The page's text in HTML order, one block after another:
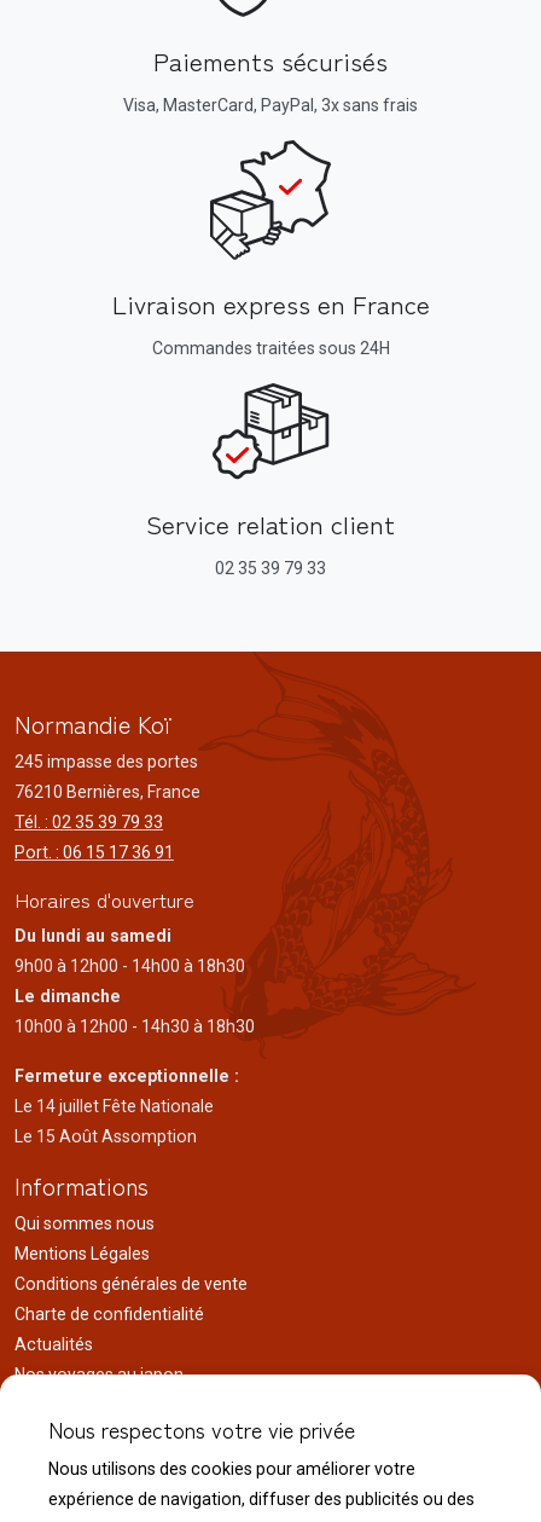
Paiements sécurisés
Visa, MasterCard, PayPal, 3x sans frais
Livraison express en France
Commandes traitées sous 24H
Service relation client
02 35 39 79 33
Normandie Koï
245 impasse des portes
76210 Bernières, France
Tél. : 02 35 39 79 33
Port. : 06 15 17 36 91
Horaires d'ouverture
Du lundi au samedi
9h00 à 12h00 - 14h00 à 18h30
Le dimanche
10h00 à 12h00 - 14h30 à 18h30
Fermeture exceptionnelle :
Le 14 juillet Fête Nationale
Le 15 Août Assomption
Informations
Qui sommes nous
Mentions Légales
Conditions générales de vente
Charte de confidentialité
Actualités
Nos voyages au japon
Liens utiles
Service client
Nous respectons votre vie privée
Nous utilisons des cookies pour améliorer votre
expérience de navigation, diffuser des publicités ou des